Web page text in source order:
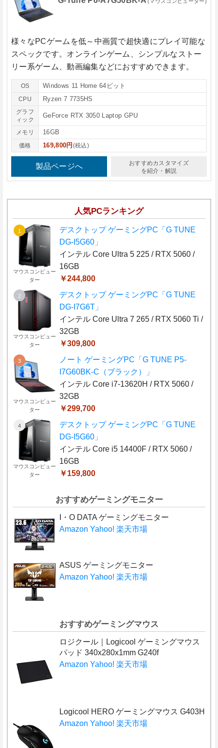
様々なPCゲームを低～中画質で超快適にプレイ可能な
スペックです。オンラインゲーム、シンプルなストー
リー系ゲーム、動画編集などにおすすめできます。
OS Windows 11 Home 64ビット
CPU Ryzen 7 7735HS
グラフ
ィック
GeForce RTX 3050 Laptop GPU
メモリ 16GB
価格 169,800円 (税込)
製品ページへ
おすすめカスタマイズ
を紹介・解説
人気PCランキング
マウスコンピュー
ター
デスクトップ ゲーミングPC「G TUNE
DG-I5G60」
インテル Core Ultra 5 225 / RTX 5060 /
16GB
￥244,800
マウスコンピュー
ター
デスクトップ ゲーミングPC「G TUNE
DG-I7G6T」
インテル Core Ultra 7 265 / RTX 5060 Ti /
32GB
￥309,800
マウスコンピュー
ター
ノート ゲーミングPC「G TUNE P5-
I7G60BK-C（ブラック）」
インテル Core i7-13620H / RTX 5060 /
32GB
￥299,700
マウスコンピュー
ター
デスクトップ ゲーミングPC「G TUNE
DG-I5G60」
インテル Core i5 14400F / RTX 5060 /
16GB
￥159,800
おすすめゲーミングモニター
I・O DATA ゲーミングモニター
Amazon Yahoo! 楽天市場
ASUS ゲーミングモニター
Amazon Yahoo! 楽天市場
おすすめゲーミングマウス
ロジクール｜Logicool ゲーミングマウス
パッド 340x280x1mm G240f
Amazon Yahoo! 楽天市場
Logicool HERO ゲーミングマウス G403H
Amazon Yahoo! 楽天市場